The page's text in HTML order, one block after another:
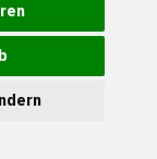
|Zahnärzte in